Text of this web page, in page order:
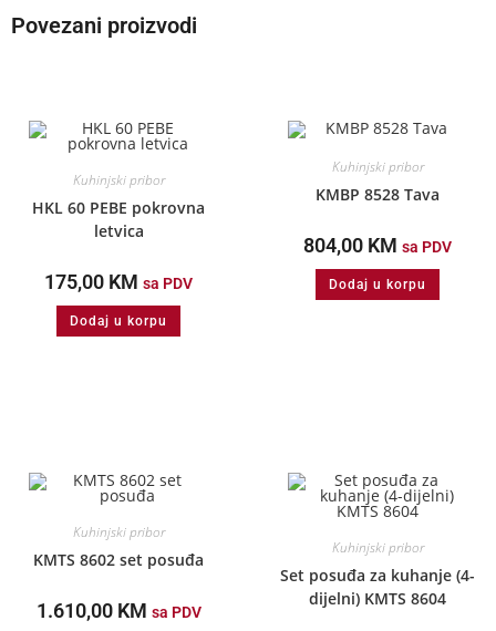
Povezani proizvodi
Kuhinjski pribor
HKL 60 PEBE pokrovna
letvica
175,00 KM sa PDV
Dodaj u korpu
Kuhinjski pribor
KMBP 8528 Tava
804,00 KM sa PDV
Dodaj u korpu
Kuhinjski pribor
KMTS 8602 set posuđa
1.610,00 KM sa PDV
Kuhinjski pribor
Set posuđa za kuhanje (4-
dijelni) KMTS 8604